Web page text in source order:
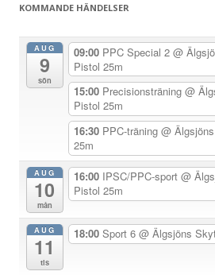
a
g
KOMMANDE HÄNDELSER
AUG
9
sön
09:00 PPC Special 2 @
Pistol 25m
15:00 Precisionsträning @
Pistol 25m
16:30 PPC-träning @
25m
AUG
10
mån
16:00 IPSC/PPC-sport @
Pistol 25m
AUG
11
tis
18:00 Sport 6 @ Älgsjöns